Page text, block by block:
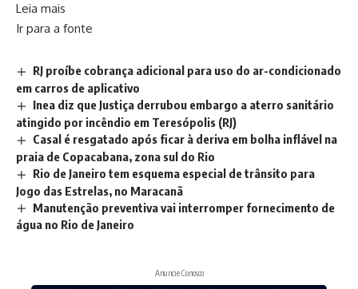
Leia mais
Ir para a fonte
RJ proíbe cobrança adicional para uso do ar-condicionado
em carros de aplicativo
Inea diz que Justiça derrubou embargo a aterro sanitário
atingido por incêndio em Teresópolis (RJ)
Casal é resgatado após ficar à deriva em bolha inflável na
praia de Copacabana, zona sul do Rio
Rio de Janeiro tem esquema especial de trânsito para
Jogo das Estrelas, no Maracanã
Manutenção preventiva vai interromper fornecimento de
água no Rio de Janeiro
Anuncie Conosco